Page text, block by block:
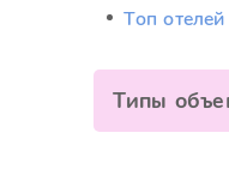
Топ
Типы